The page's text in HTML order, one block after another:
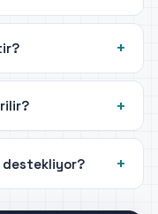
destekliyor?